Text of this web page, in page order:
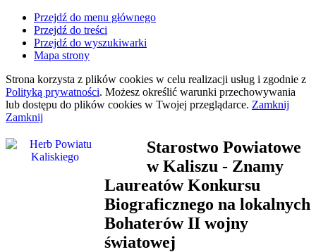
Przejdź do menu głównego
Przejdź do treści
Przejdź do wyszukiwarki
Mapa strony
Strona korzysta z plików cookies w celu realizacji usług i zgodnie z
Polityką prywatności. Możesz określić warunki przechowywania
lub dostępu do plików cookies w Twojej przeglądarce. Zamknij
Zamknij
Starostwo Powiatowe
w Kaliszu - Znamy
Laureatów Konkursu
Biograficznego na lokalnych
Bohaterów II wojny
światowej